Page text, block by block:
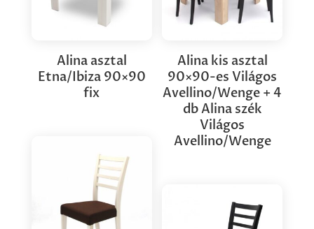
Alina asztal
Etna/Ibiza 90×90
fix
Alina kis asztal
90×90-es Világos
Avellino/Wenge + 4
db Alina szék
Világos
Avellino/Wenge